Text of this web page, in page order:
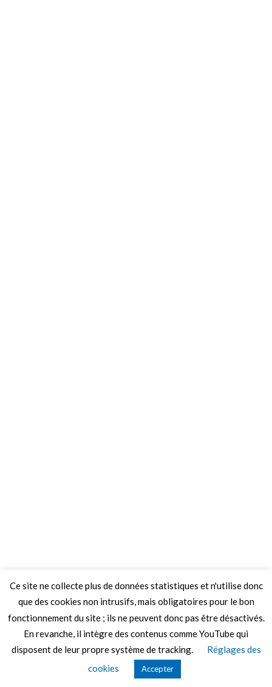
Thèmes Graphene
Ce site ne collecte plus de données statistiques et n'utilise donc
que des cookies non intrusifs, mais obligatoires pour le bon
fonctionnement du site ; ils ne peuvent donc pas être désactivés.
En revanche, il intègre des contenus comme YouTube qui
disposent de leur propre système de tracking.
Réglages des
cookies
Accepter